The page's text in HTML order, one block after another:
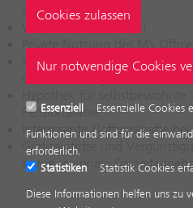
Selbstkosten
Vollkaskoversicherung des
des Arbeitsweges sowie der
Pensionskasse
Interessante Flottenrabatte
Gratiseintritte und
sowie regionale
Essenziell
Essenzielle Cookies
Funktionen und sind für die
erforderlich.
Statistiken
Statistik Cookies
Diese Informationen helfen uns zu